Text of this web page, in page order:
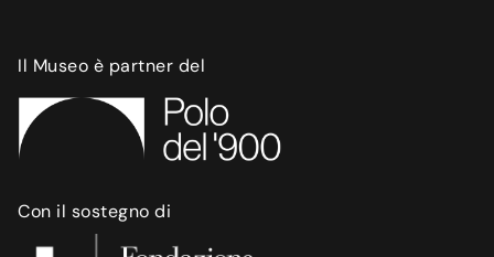
Il Museo è partner del
Con il sostegno di